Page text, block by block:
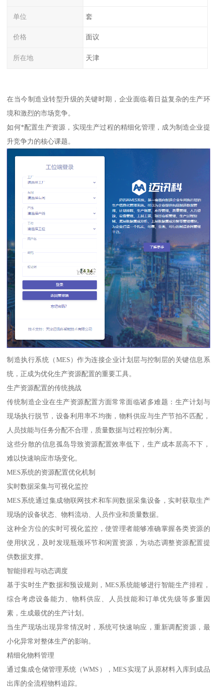
单位 套
价格 面议
所在地 天津
在当今制造业转型升级的关键时期，企业面临着日益复杂的生产环
境和激烈的市场竞争。
如何*配置生产资源，实现生产过程的精细化管理，成为制造企业提
升竞争力的核心课题。
制造执行系统（MES）作为连接企业计划层与控制层的关键信息系
统，正成为优化生产资源配置的重要工具。
生产资源配置的传统挑战
传统制造企业在生产资源配置方面常常面临诸多难题：生产计划与
现场执行脱节，设备利用率不均衡，物料供应与生产节拍不匹配，
人员技能与任务分配不合理，质量数据与过程控制分离。
这些分散的信息孤岛导致资源配置效率低下，生产成本居高不下，
难以快速响应市场变化。
MES系统的资源配置优化机制
实时数据采集与可视化监控
MES系统通过集成物联网技术和车间数据采集设备，实时获取生产
现场的设备状态、物料流动、人员作业和质量数据。
这种全方位的实时可视化监控，使管理者能够准确掌握各类资源的
使用状况，及时发现瓶颈环节和闲置资源，为动态调整资源配置提
供数据支撑。
智能排程与动态调度
基于实时生产数据和预设规则，MES系统能够进行智能生产排程，
综合考虑设备能力、物料供应、人员技能和订单优先级等多重因
素，生成最优的生产计划。
当生产现场出现异常情况时，系统可快速响应，重新调配资源，最
小化异常对整体生产的影响。
精细化物料管理
通过集成仓储管理系统（WMS），MES实现了从原材料入库到成品
出库的全流程物料追踪。